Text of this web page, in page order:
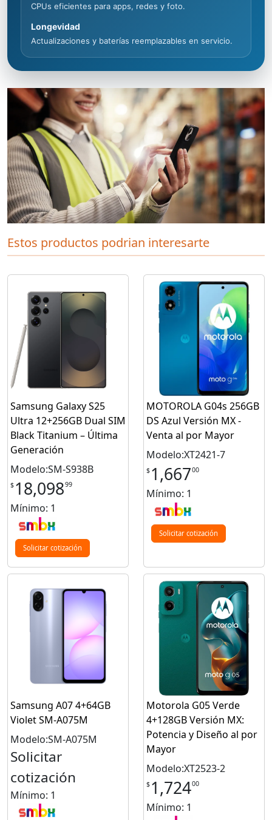
CPUs eficientes para apps, redes y foto.
Longevidad
Actualizaciones y baterías reemplazables en servicio.
Estos productos podrian interesarte
Samsung Galaxy S25
Ultra 12+256GB Dual SIM
Black Titanium – Última
Generación
Modelo:SM-S938B
$ 18,09899
Mínimo: 1
Solicitar cotización
MOTOROLA G04s 256GB
DS Azul Versión MX -
Venta al por Mayor
Modelo:XT2421-7
$ 1,66700
Mínimo: 1
Solicitar cotización
Samsung A07 4+64GB
Violet SM-A075M
Modelo:SM-A075M
Solicitar
cotización
Mínimo: 1
Motorola G05 Verde
4+128GB Versión MX:
Potencia y Diseño al por
Mayor
Modelo:XT2523-2
$ 1,72400
Mínimo: 1